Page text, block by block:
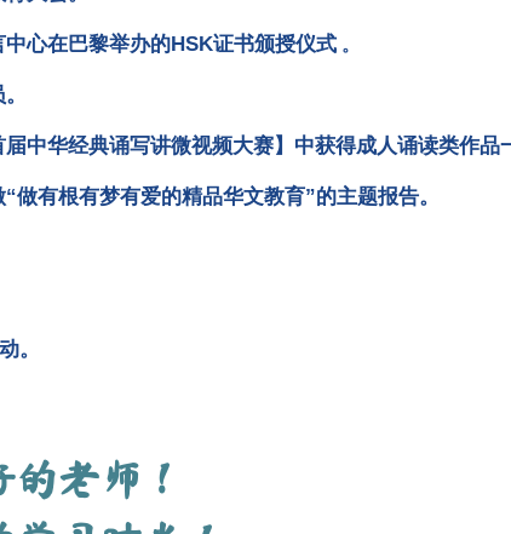
心在巴黎举办的HSK证书颁授仪式。
中华经典诵写讲微视频大赛】中获得成人诵读类作品
有根有梦有爱的精品华文教育”的主题报告。
。
老师！